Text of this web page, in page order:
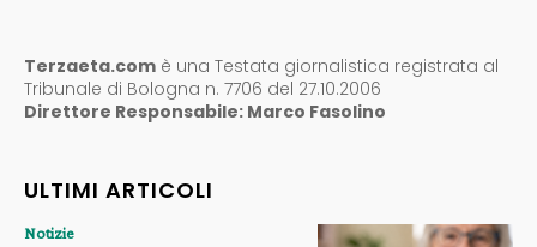
Terzaeta.com è una Testata giornalistica registrata al
Tribunale di Bologna n. 7706 del 27.10.2006
Direttore Responsabile: Marco Fasolino
ULTIMI ARTICOLI
Notizie